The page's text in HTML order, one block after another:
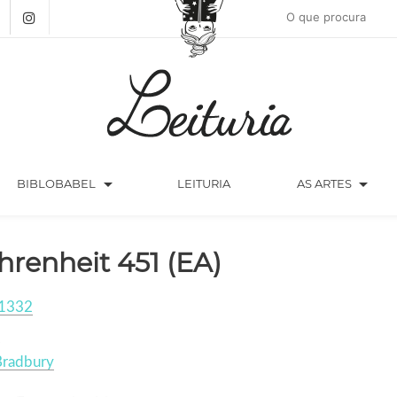
BIBLOBABEL arrow_drop_down LEITURIA AS ARTES arrow_drop_down
451 (EA)